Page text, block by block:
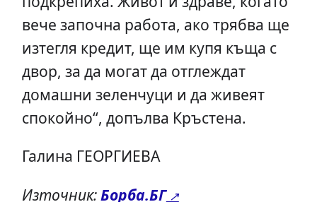
вече започна работа, ако трябва ще
изтегля кредит, ще им купя къща с
двор, за да могат да отглеждат
домашни зеленчуци и да живеят
спокойно“, допълва Кръстена.
Галина ГЕОРГИЕВА
Източник:Борба.БГ